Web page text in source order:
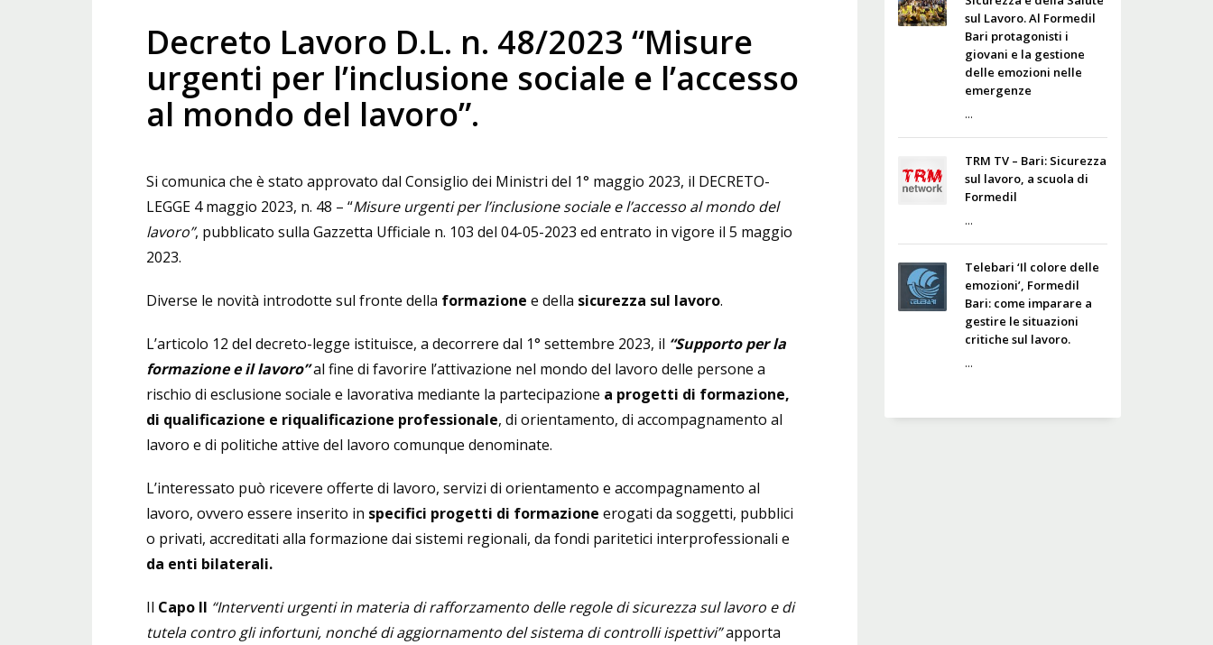
Decreto Lavoro D.L. n. 48/2023 “Misure
urgenti per l’inclusione sociale e l’accesso
al mondo del lavoro”.
Si comunica che è stato approvato dal Consiglio dei Ministri del 1° maggio 2023, il DECRETO-
LEGGE 4 maggio 2023, n. 48 – “Misure urgenti per l’inclusione sociale e l’accesso al mondo del
lavoro”, pubblicato sulla Gazzetta Ufficiale n. 103 del 04-05-2023 ed entrato in vigore il 5 maggio
2023.
Diverse le novità introdotte sul fronte della formazione e della sicurezza sul lavoro.
L’articolo 12 del decreto-legge istituisce, a decorrere dal 1° settembre 2023, il “Supporto per la
formazione e il lavoro”al fine di favorire l’attivazione nel mondo del lavoro delle persone a
rischio di esclusione sociale e lavorativa mediante la partecipazione a progetti di formazione,
di qualificazione e riqualificazione professionale, di orientamento, di accompagnamento al
lavoro e di politiche attive del lavoro comunque denominate.
L’interessato può ricevere offerte di lavoro, servizi di orientamento e accompagnamento al
lavoro, ovvero essere inserito in specifici progetti di formazione erogati da soggetti, pubblici
o privati, accreditati alla formazione dai sistemi regionali, da fondi paritetici interprofessionali e
da enti bilaterali.
Il Capo II “Interventi urgenti in materia di rafforzamento delle regole di sicurezza sul lavoro e di
tutela contro gli infortuni, nonché di aggiornamento del sistema di controlli ispettivi”apporta
sul Lavoro. Al Formedil
Bari protagonisti i
giovani e la gestione
delle emozioni nelle
emergenze
...
TRM TV – Bari: Sicurezza
sul lavoro, a scuola di
Formedil
...
Telebari ‘Il colore delle
emozioni’, Formedil
Bari: come imparare a
gestire le situazioni
critiche sul lavoro.
...